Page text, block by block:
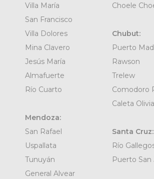
Villa María
San Francisco
Villa Dolores
Mina Clavero
Jesús María
Almafuerte
Río Cuarto
Mendoza:
San Rafael
Uspallata
Tunuyán
General Alvear
Choele
Chubut:
Puerto
Rawson
Trelew
Comodoro
Caleta Olivia
Santa Cruz:
Río
Puerto San